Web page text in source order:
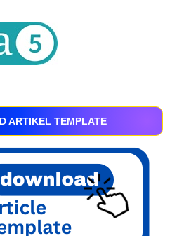
ARTIKEL TEMPLATE